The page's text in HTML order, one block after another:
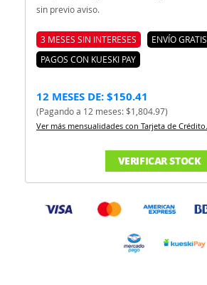
sin previo aviso.
3 MESES SIN INTERESES
ENVÍO GRATIS
PAGOS CON KUESKI PAY
12 MESES DE: $150.41
(Pagando a 12 meses: $1,804.97)
Ver más mensualidades con Tarjeta de Crédito.
VERIFICAR STOCK